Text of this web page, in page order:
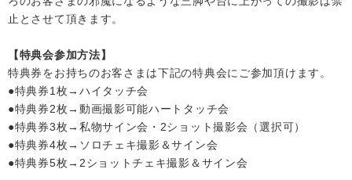
止とさせて頂きます。
【特典会参加方法】
特典券をお持ちのお客さまは下記の特典会にご参加頂けます。
●特典券1枚→ハイタッチ会
●特典券2枚→動画撮影可能ハートタッチ会
●特典券3枚→私物サイン会・2ショット撮影会（選択可）
●特典券4枚→ソロチェキ撮影＆サイン会
●特典券5枚→2ショットチェキ撮影＆サイン会